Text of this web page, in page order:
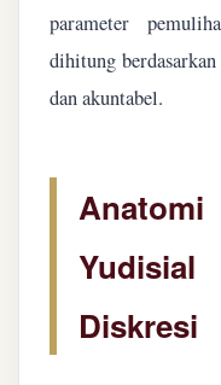
parameter
dihitung
dan akuntabel.
Yudisial
Diskresi